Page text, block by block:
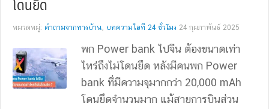
หมวดหมู่: คำถามจากทางบ้าน, บทความไอที 24 ชั่วโมง 24 กุมภาพันธ์ 2025
พก Power bank ไปจีน ต้องขนาดเท่า
ไหร่ถึงไม่โดนยึด หลังมีคนพก Power
bank ที่มีความจุมากกว่า 20,000 mAh
โดนยึดจำนวนมาก แม้สายการบินส่วน